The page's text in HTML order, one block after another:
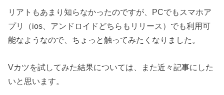
リアトもあまり知らなかったのですが、PCでもスマホア
プリ（ios、アンドロイドどちらもリリース）でも利用可
能なようなので、ちょっと触ってみたくなりました。
Vカツを試してみた結果については、また近々記事にした
いと思います。